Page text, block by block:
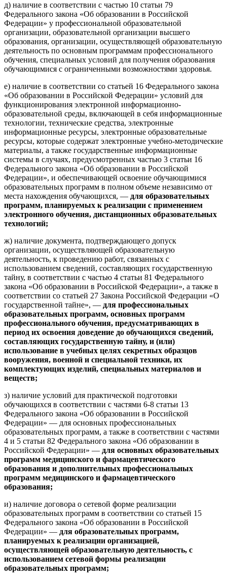
д) наличие в соответствии с частью 10 статьи 79
Федерального закона «Об образовании в Российской
Федерации» у профессиональной образовательной
организации, образовательной организации высшего
образования, организации, осуществляющей образовательную
деятельность по основным программам профессионального
обучения, специальных условий для получения образования
обучающимися с ограниченными возможностями здоровья.
е) наличие в соответствии со статьей 16 Федерального закона
«Об образовании в Российской Федерации» условий для
функционирования электронной информационно-
образовательной среды, включающей в себя информационные
технологии, технические средства, электронные
информационные ресурсы, электронные образовательные
ресурсы, которые содержат электронные учебно-методические
материалы, а также государственные информационные
системы в случаях, предусмотренных частью 3 статьи 16
Федерального закона «Об образовании в Российской
Федерации», и обеспечивающей освоение обучающимися
образовательных программ в полном объеме независимо от
места нахождения обучающихся, — для образовательных
программ, планируемых к реализации с применением
электронного обучения, дистанционных образовательных
технологий;
ж) наличие документа, подтверждающего допуск
организации, осуществляющей образовательную
деятельность, к проведению работ, связанных с
использованием сведений, составляющих государственную
тайну, в соответствии с частью 4 статьи 81 Федерального
закона «Об образовании в Российской Федерации», а также в
соответствии со статьей 27 Закона Российской Федерации «О
государственной тайне», — для профессиональных
образовательных программ, основных программ
профессионального обучения, предусматривающих в
период их освоения доведение до обучающихся сведений,
составляющих государственную тайну, и (или)
использование в учебных целях секретных образцов
вооружения, военной и специальной техники, их
комплектующих изделий, специальных материалов и
веществ;
з) наличие условий для практической подготовки
обучающихся в соответствии с частями 6-8 статьи 13
Федерального закона «Об образовании в Российской
Федерации» — для основных профессиональных
образовательных программ, а также в соответствии с частями
4 и 5 статьи 82 Федерального закона «Об образовании в
Российской Федерации» — для основных образовательных
программ медицинского и фармацевтического
образования и дополнительных профессиональных
программ медицинского и фармацевтического
образования;
и) наличие договора о сетевой форме реализации
образовательных программ в соответствии со статьей 15
Федерального закона «Об образовании в Российской
Федерации» — для образовательных программ,
планируемых к реализации организацией,
осуществляющей образовательную деятельность, с
использованием сетевой формы реализации
образовательных программ;